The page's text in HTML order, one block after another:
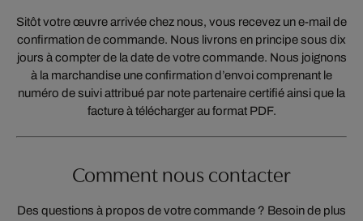
Sitôt votre œuvre arrivée chez nous, vous recevez un e-mail de
confirmation de commande. Nous livrons en principe sous dix
jours à compter de la date de votre commande. Nous joignons
à la marchandise une confirmation d’envoi comprenant le
numéro de suivi attribué par note partenaire certifié ainsi que la
facture à télécharger au format PDF.
Comment nous contacter
Des questions à propos de votre commande ? Besoin de plus